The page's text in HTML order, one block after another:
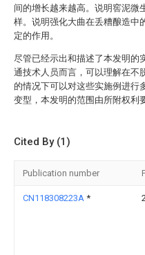
间的增长越来越高。说明窖泥微
样。说明强化大曲在丢糟酿造中
定的作用。
尽管已经示出和描述了本发明的
通技术人员而言，可以理解在不
的情况下可以对这些实施例进行
变型，本发明的范围由所附权利
Cited By (1)
Publication number
CN118308223A *